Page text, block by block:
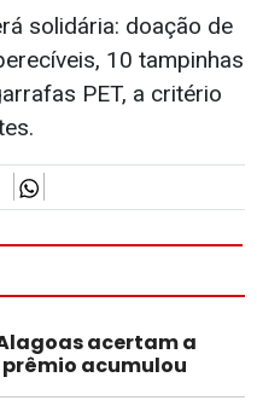
solidária: doação de
10 tampinhas
PET, a critério
acertam a
acumulou